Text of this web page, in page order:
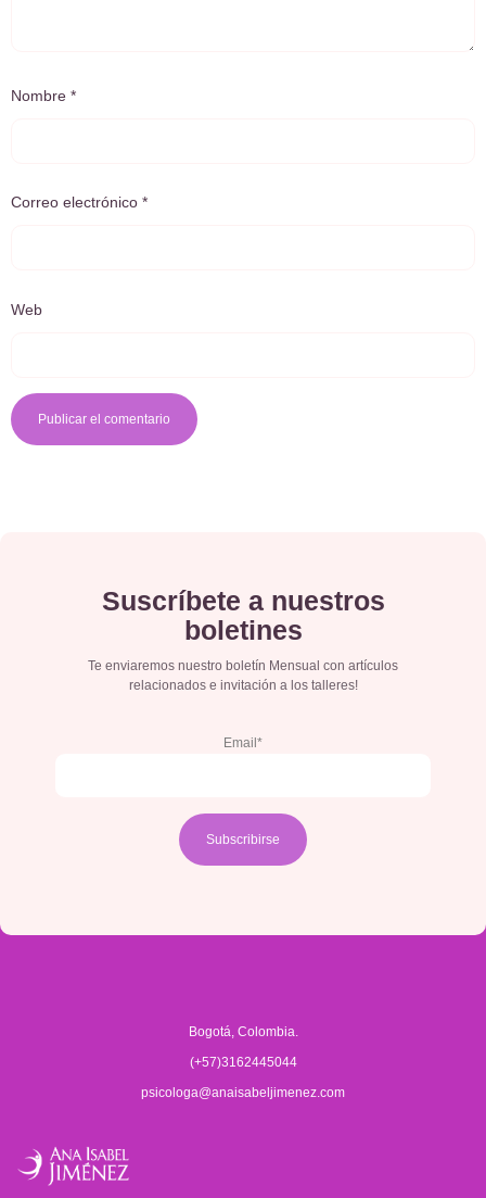
Nombre *
Correo electrónico *
Web
Suscríbete a nuestros
boletines
Te enviaremos nuestro boletín Mensual con artículos
relacionados e invitación a los talleres!
Email*
Bogotá, Colombia.
(+57)3162445044
psicologa@anaisabeljimenez.com